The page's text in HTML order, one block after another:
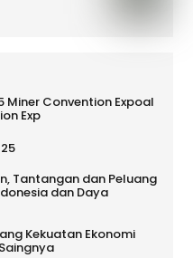
Miner Convention Expoal
Exp
Tantangan dan Peluang
dan Daya
Kekuatan Ekonomi